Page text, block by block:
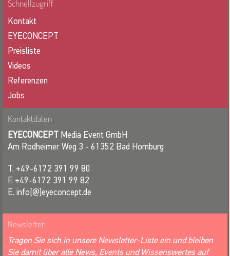
Schnellzugriff
Kontakt
EYECONCEPT
Preisliste
Videos
Referenzen
Jobs
Kontaktdaten
EYECONCEPT Media Event GmbH
Am Rodheimer Weg 3 - 61352 Bad Homburg
T. +49-6172 391 99 80
F. +49-6172 391 99 82
E. info[@]eyeconcept.de
Newsletter
Tragen Sie sich in unsere Newsletter-Liste ein und bleiben
Sie damit über alle News, Events und Wissenswertes auf